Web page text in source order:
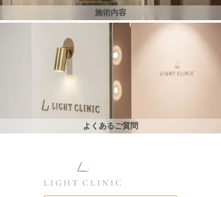
施術内容
よくあるご質問